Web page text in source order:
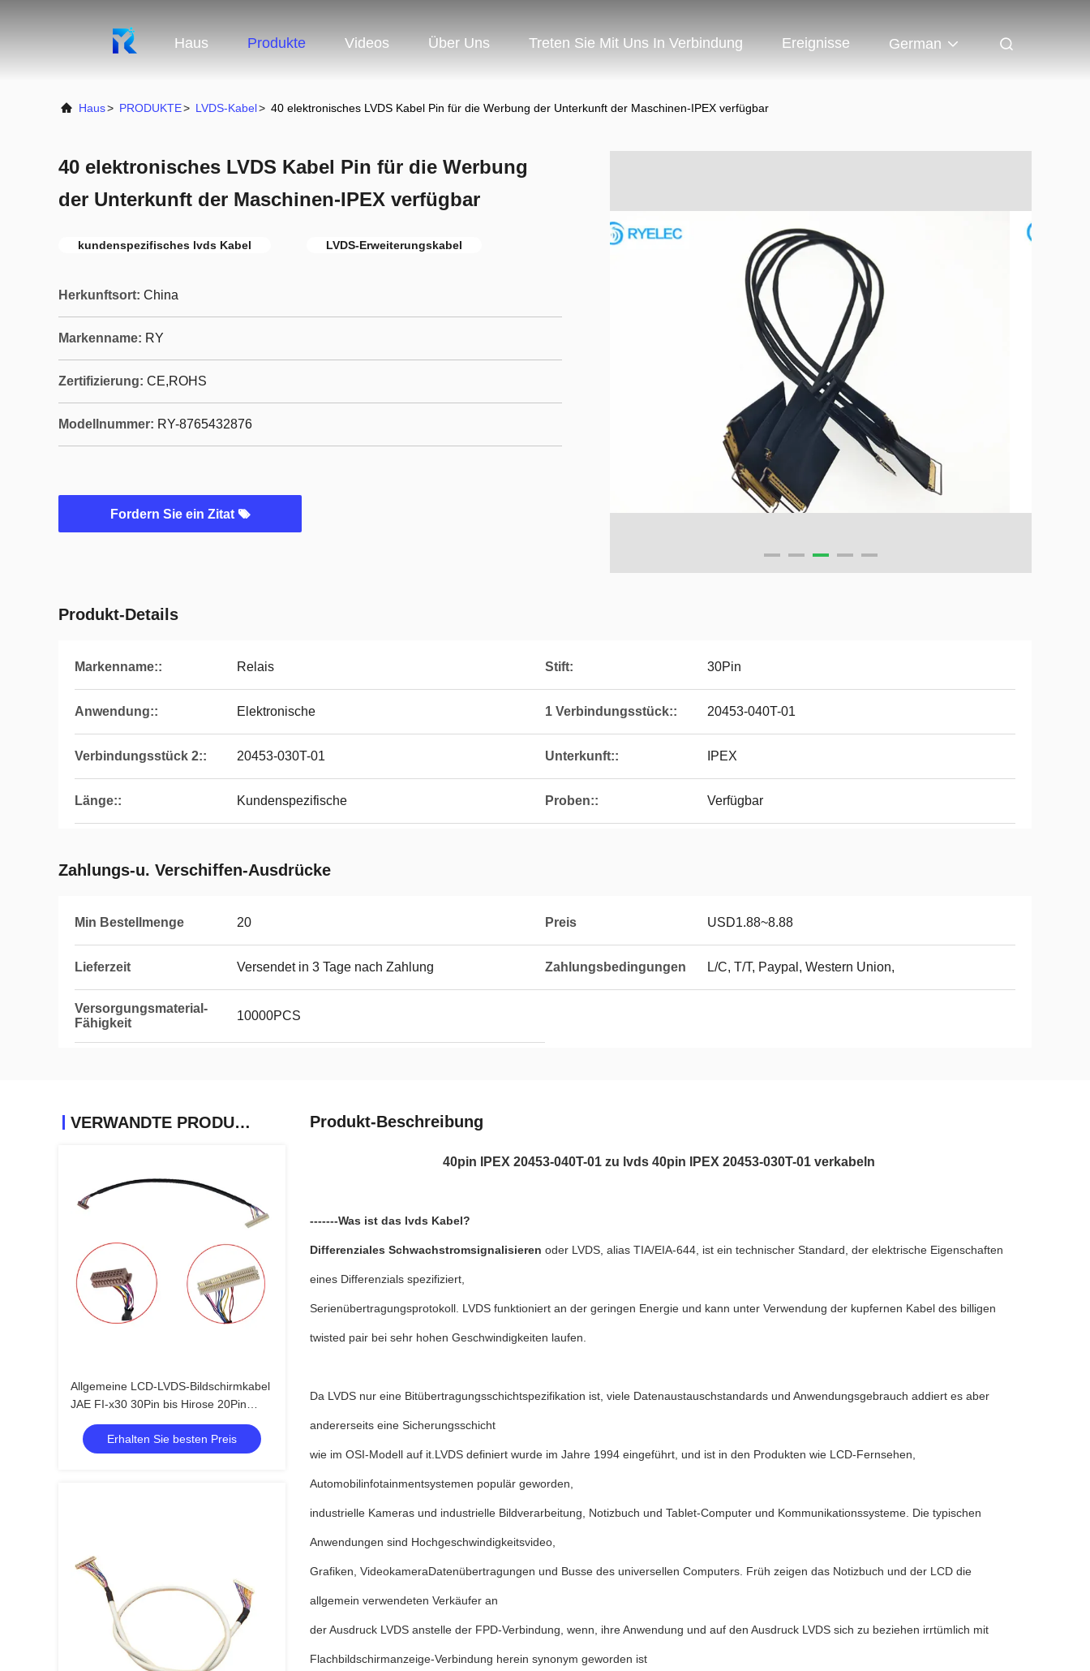
Haus Produkte Videos Über Uns Treten Sie Mit Uns In Verbindung Ereignisse German
Haus> PRODUKTE> LVDS-Kabel> 40 elektronisches LVDS Kabel Pin für die Werbung der Unterkunft der Maschinen-IPEX verfügbar
40 elektronisches LVDS Kabel Pin für die Werbung
der Unterkunft der Maschinen-IPEX verfügbar
kundenspezifisches lvds Kabel LVDS-Erweiterungskabel
Herkunftsort: China
Markenname: RY
Zertifizierung: CE,ROHS
Modellnummer: RY-8765432876
Fordern Sie ein Zitat
Produkt-Details
Markenname:: Relais Stift: 30Pin
Anwendung:: Elektronische 1 Verbindungsstück:: 20453-040T-01
Verbindungsstück 2:: 20453-030T-01 Unterkunft:: IPEX
Länge:: Kundenspezifische Proben:: Verfügbar
Zahlungs-u. Verschiffen-Ausdrücke
Min Bestellmenge 20 Preis USD1.88~8.88
Lieferzeit Versendet in 3 Tage nach Zahlung Zahlungsbedingungen L/C, T/T, Paypal, Western Union,
Versorgungsmaterial-
Fähigkeit
10000PCS
VERWANDTE PRODUKTE
Allgemeine LCD-LVDS-Bildschirmkabel
JAE FI-x30 30Pin bis Hirose 20Pin
DF13 verdreht 20276 Schilddraht für
FahrplankErhalten Sie besten Preis
Produkt-Beschreibung
40pin IPEX 20453-040T-01 zu lvds 40pin IPEX 20453-030T-01 verkabeln
-------Was ist das lvds Kabel?
Differenziales Schwachstromsignalisieren oder LVDS, alias TIA/EIA-644, ist ein technischer Standard, der elektrische Eigenschaften
eines Differenzials spezifiziert,
Serienübertragungsprotokoll. LVDS funktioniert an der geringen Energie und kann unter Verwendung der kupfernen Kabel des billigen
twisted pair bei sehr hohen Geschwindigkeiten laufen.
Da LVDS nur eine Bitübertragungsschichtspezifikation ist, viele Datenaustauschstandards und Anwendungsgebrauch addiert es aber
andererseits eine Sicherungsschicht
wie im OSI-Modell auf it.LVDS definiert wurde im Jahre 1994 eingeführt, und ist in den Produkten wie LCD-Fernsehen,
Automobilinfotainmentsystemen populär geworden,
industrielle Kameras und industrielle Bildverarbeitung, Notizbuch und Tablet-Computer und Kommunikationssysteme. Die typischen
Anwendungen sind Hochgeschwindigkeitsvideo,
Grafiken, VideokameraDatenübertragungen und Busse des universellen Computers. Früh zeigen das Notizbuch und der LCD die
allgemein verwendeten Verkäufer an
der Ausdruck LVDS anstelle der FPD-Verbindung, wenn, ihre Anwendung und auf den Ausdruck LVDS sich zu beziehen irrtümlich mit
Flachbildschirmanzeige-Verbindung herein synonym geworden ist